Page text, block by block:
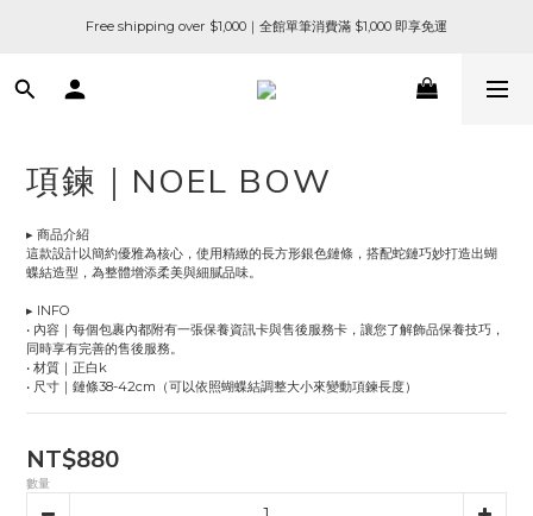
Free shipping over $1,000｜全館單筆消費滿 $1,000 即享免運
項鍊｜NOEL BOW
▸ 商品介紹
這款設計以簡約優雅為核心，使用精緻的長方形銀色鏈條，搭配蛇鏈巧妙打造出蝴
蝶結造型，為整體增添柔美與細膩品味。
▸ INFO
• 內容｜每個包裹內都附有一張保養資訊卡與售後服務卡，讓您了解飾品保養技巧，
同時享有完善的售後服務。
• 材質｜正白k
• 尺寸｜鏈條38-42cm（可以依照蝴蝶結調整大小來變動項鍊長度）
NT$880
數量